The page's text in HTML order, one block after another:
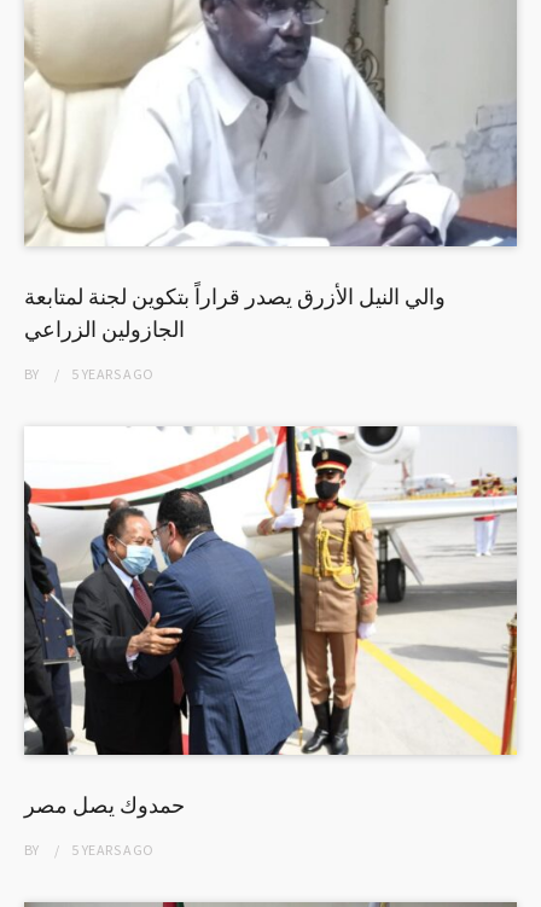
والي النيل الأزرق يصدر قراراً بتكوين لجنة لمتابعة
الجازولين الزراعي
BY 5 YEARSAGO
حمدوك يصل مصر
BY 5 YEARSAGO